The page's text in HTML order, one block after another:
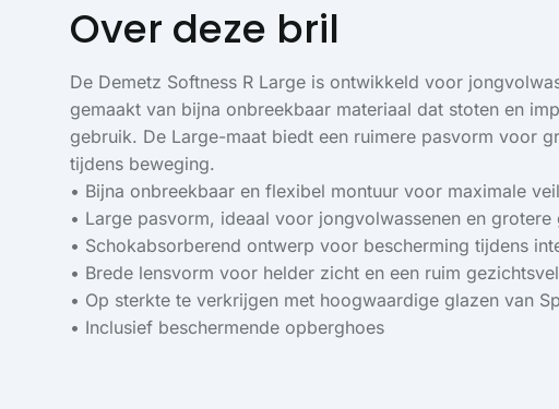
Over deze bril
De Demetz Softness R Large is ontwikkeld voor
gemaakt van bijna onbreekbaar materiaal dat stoten en
gebruik. De Large-maat biedt een ruimere pasvorm voor
tijdens beweging.
• Bijna onbreekbaar en flexibel montuur voor maximale
• Large pasvorm, ideaal voor jongvolwassenen en grotere
• Schokabsorberend ontwerp voor bescherming tijdens
• Brede lensvorm voor helder zicht en een ruim
• Op sterkte te verkrijgen met hoogwaardige glazen van
• Inclusief beschermende opberghoes